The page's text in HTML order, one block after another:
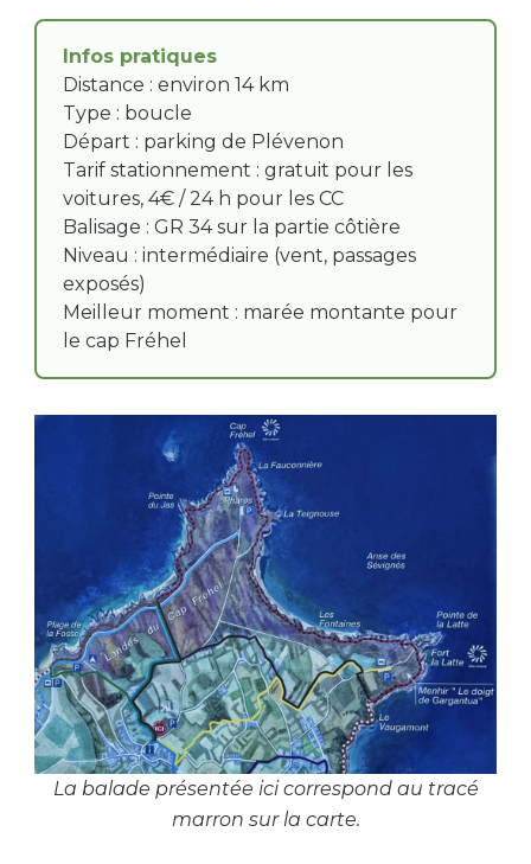
Infos pratiques
Distance : environ 14 km
Type : boucle
Départ : parking de Plévenon
Tarif stationnement : gratuit pour les
voitures, 4€ / 24 h pour les CC
Balisage : GR 34 sur la partie côtière
Niveau : intermédiaire (vent, passages
exposés)
Meilleur moment : marée montante pour
le cap Fréhel
La balade présentée ici correspond au tracé
marron sur la carte.